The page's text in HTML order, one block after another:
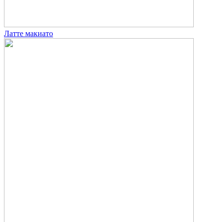
Латте макиато